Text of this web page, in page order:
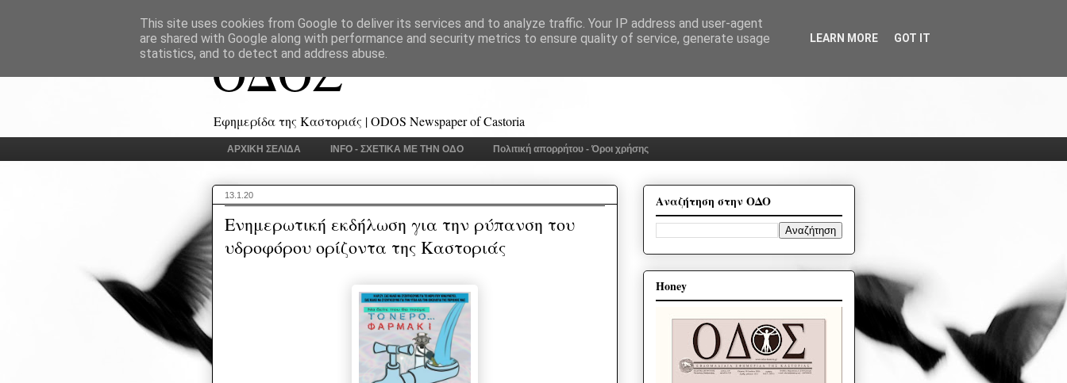
ΟΔΟΣ
Εφημερίδα της Καστοριάς | ODOS Newspaper of Castoria
ΑΡΧΙΚΗ ΣΕΛΙΔΑ INFO - ΣΧΕΤΙΚΑ ΜΕ ΤΗΝ ΟΔΟ Πολιτική απορρήτου - Όροι χρήσης
13.1.20
Ενημερωτική εκδήλωση για την ρύπανση του
υδροφόρου ορίζοντα της Καστοριάς
Αναζήτηση στην ΟΔΟ
Honey
This site uses cookies from Google to deliver its services and to analyze traffic. Your IP address and user-agent
are shared with Google along with performance and security metrics to ensure quality of service, generate usage
statistics, and to detect and address abuse.
LEARN MORE GOT IT